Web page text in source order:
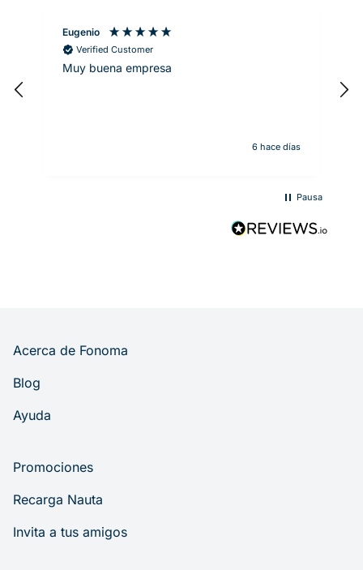
Eugenio
Verified Customer
Muy buena empresa
6 hace días
Pausa
Acerca de Fonoma
Blog
Ayuda
Promociones
Recarga Nauta
Invita a tus amigos